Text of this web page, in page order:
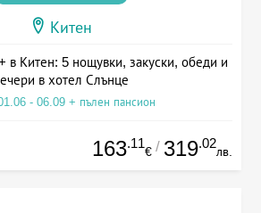
Китен
в Китен: 5 нощувки, закуски, обеди и
в хотел Слънце
- 06.09 + пълен пансион
163.11
€ / 319.02
лв.